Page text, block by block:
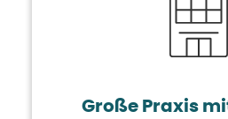
Große Praxis